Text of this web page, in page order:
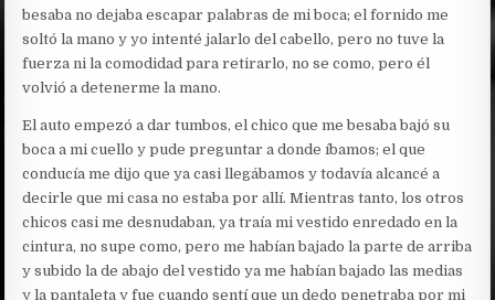
besaba no dejaba escapar palabras de mi boca; el fornido me
soltó la mano y yo intenté jalarlo del cabello, pero no tuve la
fuerza ni la comodidad para retirarlo, no se como, pero él
volvió a detenerme la mano.
El auto empezó a dar tumbos, el chico que me besaba bajó su
boca a mi cuello y pude preguntar a donde íbamos; el que
conducía me dijo que ya casi llegábamos y todavía alcancé a
decirle que mi casa no estaba por allí. Mientras tanto, los otros
chicos casi me desnudaban, ya traía mi vestido enredado en la
cintura, no supe como, pero me habían bajado la parte de arriba
y subido la de abajo del vestido ya me habían bajado las medias
y la pantaleta y fue cuando sentí que un dedo penetraba por mi